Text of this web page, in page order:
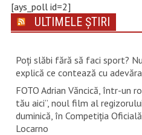
[ays_poll id=2]
ULTIMELE ȘTIRI
Poți slăbi fără să faci sport?
explică ce contează cu
FOTO Adrian Văncică, într-un
tău aici”, noul film al
duminică, în Competiția
Locarno